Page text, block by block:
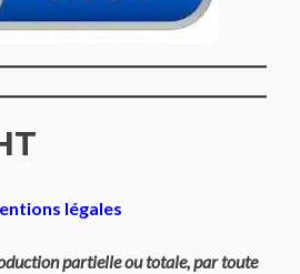
légales
partielle ou totale, par toute